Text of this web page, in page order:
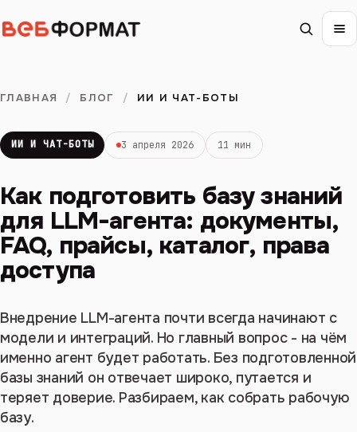
ГЛАВНАЯ / БЛОГ / ИИ И ЧАТ-БОТЫ
ИИ И ЧАТ-БОТЫ 3 апреля 2026 11 мин
Как подготовить базу знаний
для LLM-агента: документы,
FAQ, прайсы, каталог, права
доступа
Внедрение LLM-агента почти всегда начинают с
модели и интеграций. Но главный вопрос - на чём
именно агент будет работать. Без подготовленной
базы знаний он отвечает широко, путается и
теряет доверие. Разбираем, как собрать рабочую
базу.